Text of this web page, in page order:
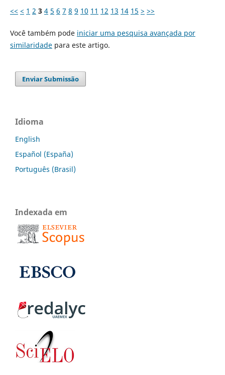
<< < 1 2 3 4 5 6 7 8 9 10 11 12 13 14 15 > >>
Você também pode iniciar uma pesquisa avançada por
similaridadepara este artigo.
Enviar Submissão
Idioma
English
Español (España)
Português (Brasil)
Indexada em